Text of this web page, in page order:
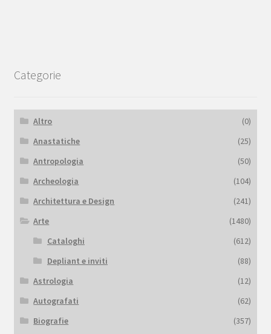
Categorie
Altro
(0)
Anastatiche
(25)
Antropologia
(50)
Archeologia
(104)
Architettura e Design
(241)
Arte
(1480)
Cataloghi
(612)
Depliant e inviti
(88)
Astrologia
(12)
Autografati
(62)
Biografie
(357)